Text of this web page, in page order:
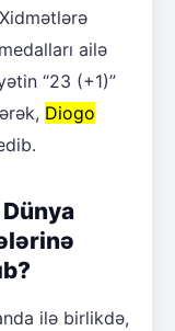
ailə
“23 (+1)”
Diogo
ilə birlikdə,